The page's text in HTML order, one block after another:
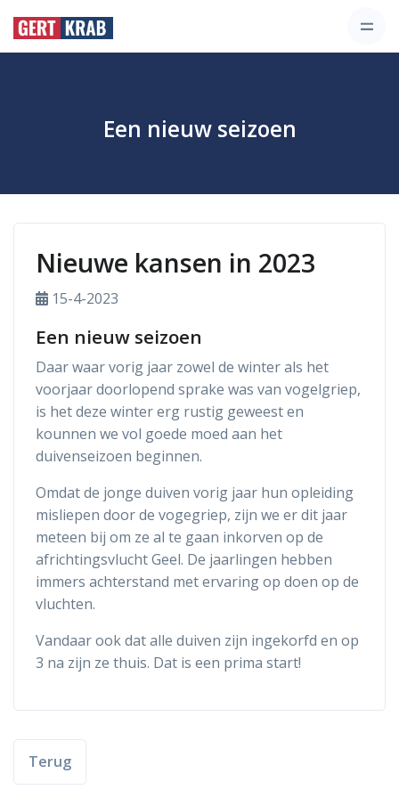
Een nieuw seizoen
Nieuwe kansen in 2023
15-4-2023
Een nieuw seizoen
Daar waar vorig jaar zowel de winter als het
voorjaar doorlopend sprake was van vogelgriep,
is het deze winter erg rustig geweest en
kounnen we vol goede moed aan het
duivenseizoen beginnen.
Omdat de jonge duiven vorig jaar hun opleiding
misliepen door de vogegriep, zijn we er dit jaar
meteen bij om ze al te gaan inkorven op de
africhtingsvlucht Geel. De jaarlingen hebben
immers achterstand met ervaring op doen op de
vluchten.
Vandaar ook dat alle duiven zijn ingekorfd en op
3 na zijn ze thuis. Dat is een prima start!
Terug